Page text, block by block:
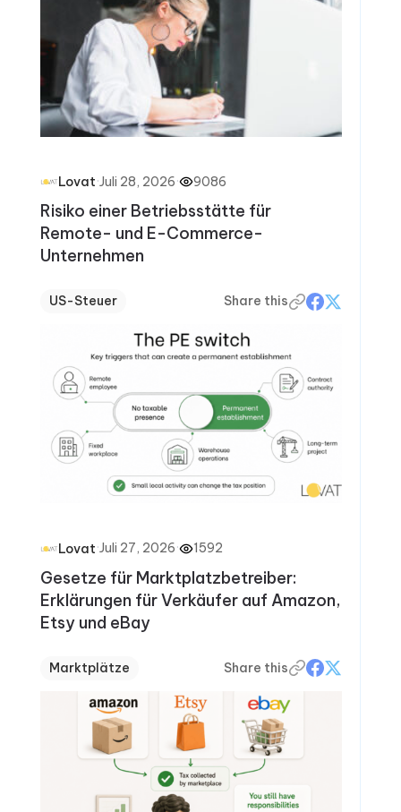
Lovat·Juli 28, 2026· 9086
Risiko einer Betriebsstätte für
Remote- und E-Commerce-
Unternehmen
US-Steuer Share this
Lovat·Juli 27, 2026· 1592
Gesetze für Marktplatzbetreiber:
Erklärungen für Verkäufer auf Amazon,
Etsy und eBay
Marktplätze Share this